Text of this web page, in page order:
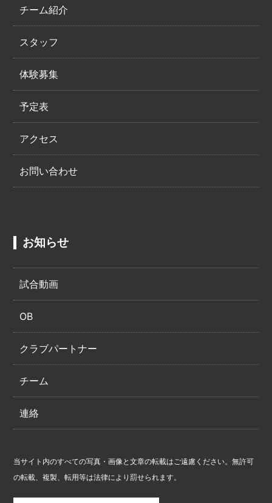
チーム紹介
スタッフ
体験募集
予定表
アクセス
お問い合わせ
お知らせ
試合動画
OB
クラブパートナー
チーム
連絡
当サイト内のすべての写真・画像と文章の転載はご遠慮ください。無許可
の転載、複製、転用等は法律により罰せられます。